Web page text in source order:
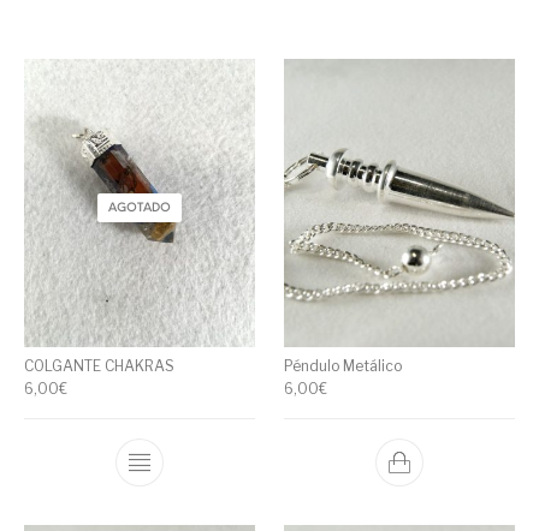
AGOTADO
COLGANTE CHAKRAS
6,00€
Péndulo Metálico
6,00€